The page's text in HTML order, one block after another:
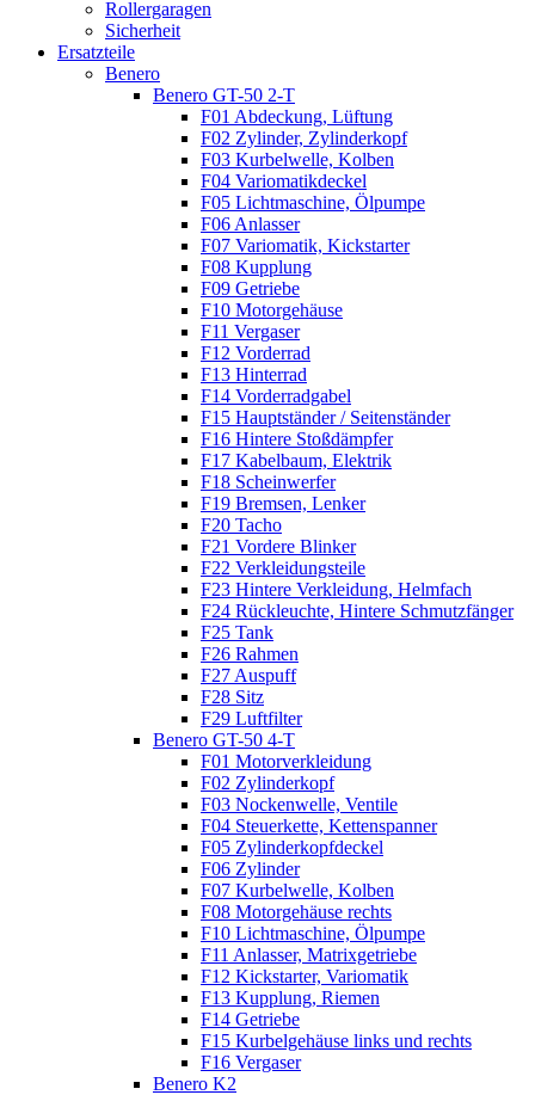
Rollergaragen
Sicherheit
Ersatzteile
Benero
Benero GT-50 2-T
F01 Abdeckung, Lüftung
F02 Zylinder, Zylinderkopf
F03 Kurbelwelle, Kolben
F04 Variomatikdeckel
F05 Lichtmaschine, Ölpumpe
F06 Anlasser
F07 Variomatik, Kickstarter
F08 Kupplung
F09 Getriebe
F10 Motorgehäuse
F11 Vergaser
F12 Vorderrad
F13 Hinterrad
F14 Vorderradgabel
F15 Hauptständer / Seitenständer
F16 Hintere Stoßdämpfer
F17 Kabelbaum, Elektrik
F18 Scheinwerfer
F19 Bremsen, Lenker
F20 Tacho
F21 Vordere Blinker
F22 Verkleidungsteile
F23 Hintere Verkleidung, Helmfach
F24 Rückleuchte, Hintere Schmutzfänger
F25 Tank
F26 Rahmen
F27 Auspuff
F28 Sitz
F29 Luftfilter
Benero GT-50 4-T
F01 Motorverkleidung
F02 Zylinderkopf
F03 Nockenwelle, Ventile
F04 Steuerkette, Kettenspanner
F05 Zylinderkopfdeckel
F06 Zylinder
F07 Kurbelwelle, Kolben
F08 Motorgehäuse rechts
F10 Lichtmaschine, Ölpumpe
F11 Anlasser, Matrixgetriebe
F12 Kickstarter, Variomatik
F13 Kupplung, Riemen
F14 Getriebe
F15 Kurbelgehäuse links und rechts
F16 Vergaser
Benero K2